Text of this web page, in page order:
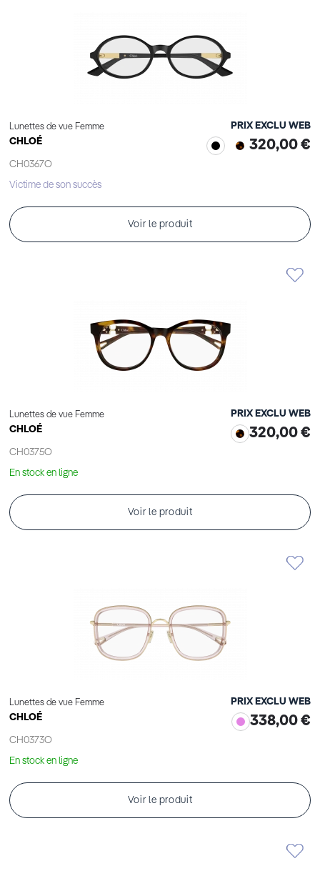
Lunettes de vue Femme
CHLOÉ
CH0367O
PRIX EXCLU WEB
320,00 €
Victime de son succès
Voir le produit
Lunettes de vue Femme
CHLOÉ
CH0375O
PRIX EXCLU WEB
320,00 €
En stock en ligne
Voir le produit
Lunettes de vue Femme
CHLOÉ
CH0373O
PRIX EXCLU WEB
338,00 €
En stock en ligne
Voir le produit